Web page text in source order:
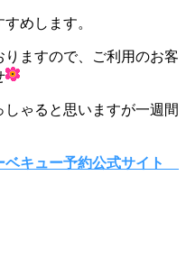
めします。
ますので、ご利用のお客
ゃると思いますが一週間
キュー予約公式サイト